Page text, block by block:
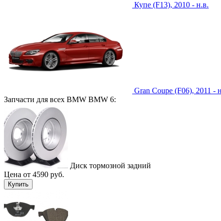
Купе (F13), 2010 - н.в.
Gran Coupe (F06), 2011 -
Запчасти для всех BMW BMW 6:
Диск тормозной задний
Цена от 4590 руб.
Купить